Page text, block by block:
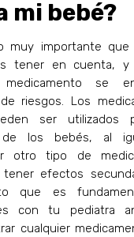
mi bebé?
muy importante que
tener en cuenta,
se
riesgos. Los
ser utilizados
de los bebés, al
otro tipo de
tener efectos
que es
con tu pediatra
cualquier